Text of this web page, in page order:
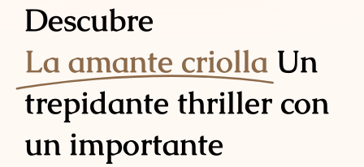
Descubre
La amante criolla Un
trepidante thriller con
un importante